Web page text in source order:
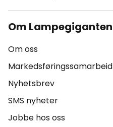
Om Lampegiganten
Om oss
Markedsføringssamarbeid
Nyhetsbrev
SMS nyheter
Jobbe hos oss